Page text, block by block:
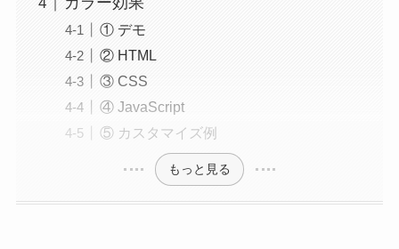
① デモ
② HTML
③ CSS
④ JavaScript
⑤ カスタマイズ例
もっと見る